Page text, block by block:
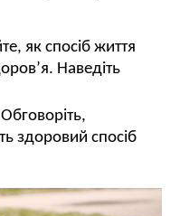
як спосіб життя
Наведіть
здоровий спосіб